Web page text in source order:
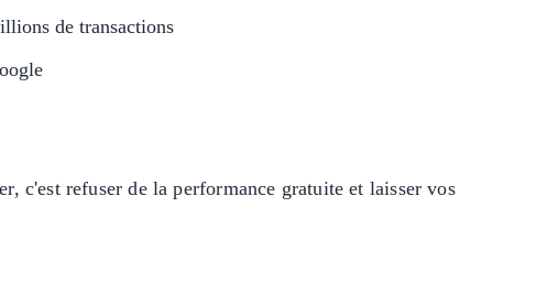
de transactions
c'est refuser de la performance gratuite et laisser vos